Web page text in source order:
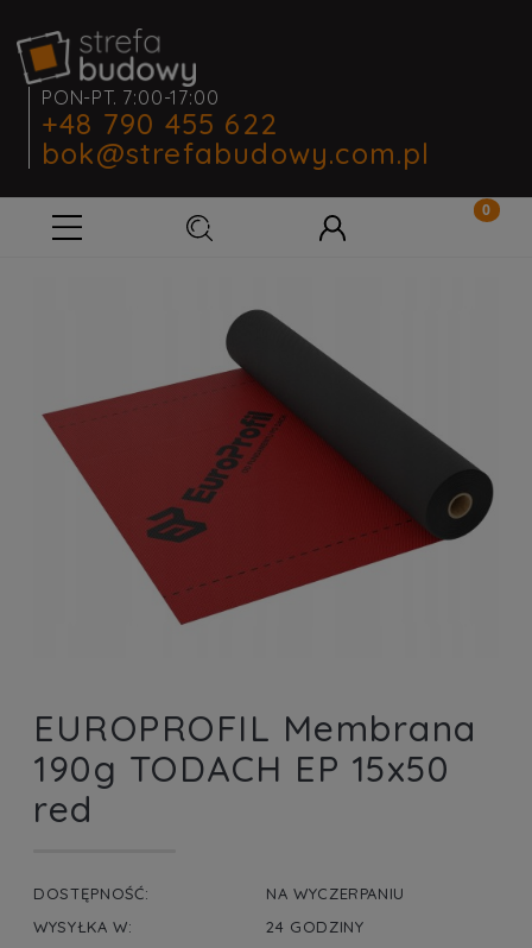
PON-PT. 7:00-17:00
+48 790 455 622
bok@strefabudowy.com.pl
EUROPROFIL Membrana
190g TODACH EP 15x50
red
DOSTĘPNOŚĆ:
NA WYCZERPANIU
WYSYŁKA W:
24 GODZINY